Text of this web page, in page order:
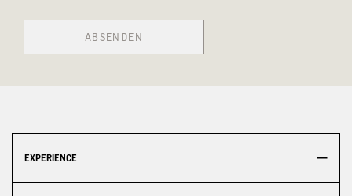
ABSENDEN
EXPERIENCE